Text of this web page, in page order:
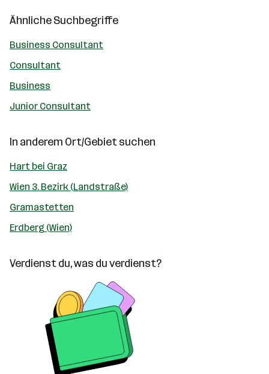
Ähnliche Suchbegriffe
Business Consultant
Consultant
Business
Junior Consultant
In anderem Ort/Gebiet suchen
Hart bei Graz
Wien 3. Bezirk (Landstraße)
Gramastetten
Erdberg (Wien)
Verdienst du, was du verdienst?